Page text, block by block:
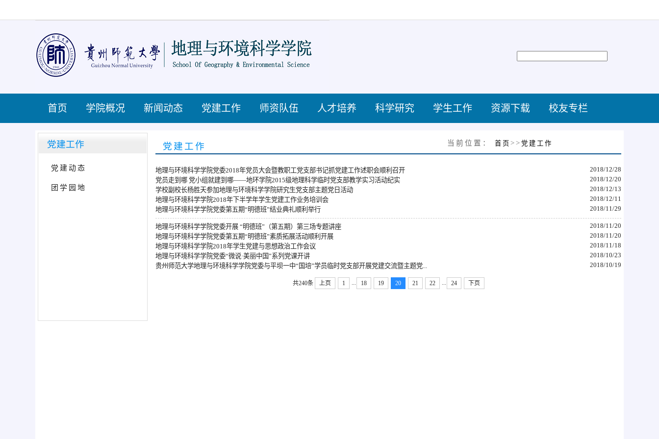
首页 学院概况 新闻动态 党建工作 师资队伍 人才培养 科学研究 学生工作 资源下载 校友专栏
党建工作
党建动态
团学园地
党建工作 当前位置： 首页 >> 党建工作
地理与环境科学学院党委2018年党员大会暨教职工党支部书记抓党建工作述职会顺利召开
2018/12/28
党员走到哪 党小组就建到哪——地环学院2015级地理科学临时党支部教学实习活动纪实
2018/12/20
学校副校长杨胜天参加地理与环境科学学院研究生党支部主题党日活动
2018/12/13
地理与环境科学学院2018年下半学年学生党建工作业务培训会
2018/12/11
地理与环境科学学院党委第五期“明德班”结业典礼顺利举行
2018/11/29
地理与环境科学学院党委开展 “明德班”（第五期）第三场专题讲座
2018/11/20
地理与环境科学学院党委第五期“明德班”素质拓展活动顺利开展
2018/11/20
地理与环境科学学院2018年学生党建与思想政治工作会议
2018/11/18
地理与环境科学学院党委“微说·美丽中国”系列党课开讲
2018/10/23
贵州师范大学地理与环境科学学院党委与平坝一中“国培”学员临时党支部开展党建交流暨主题党...
2018/10/19
共240条 上页 1 18 19 20 21 22 24 下页